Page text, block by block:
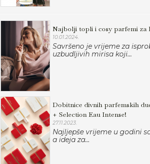
Najbolji topli i cosy parfemi za
10.01.2024.
Savršeno je vrijeme za
uzbudljivih mirisa koji...
Dobitnice divnih parfemskih
+ Selection Eau Intense!
27.11.2023.
Najljepše vrijeme u godini
a ideja za...